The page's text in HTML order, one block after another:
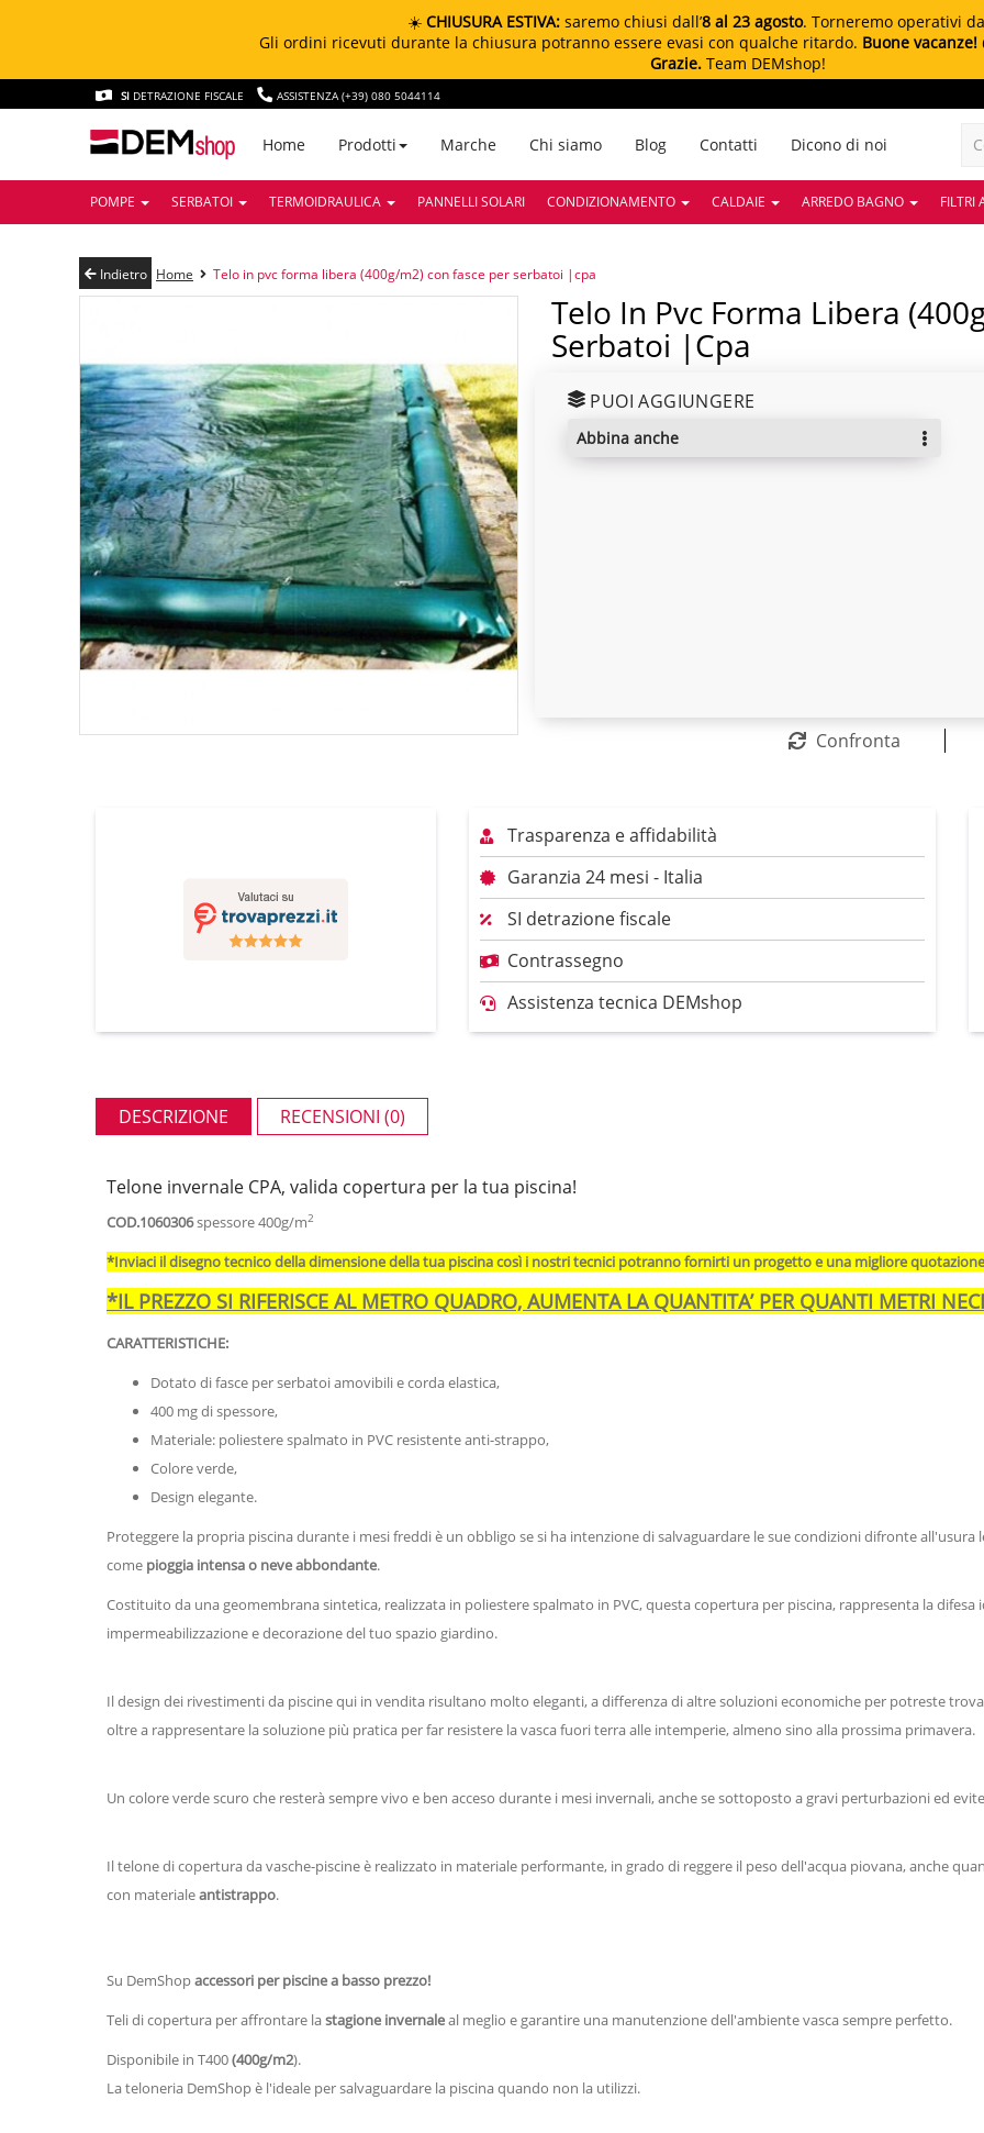
☀️ CHIUSURA ESTIVA: saremo chiusi dall’8 al 23 agosto. Torneremo operativi
Gli ordini ricevuti durante la chiusura potranno essere evasi con qualche ritardo. Buone vacanze!
Grazie. Team DEMshop!
SI DETRAZIONE FISCALE ASSISTENZA (+39) 080 5044114
Home Prodotti Marche Chi siamo Blog Contatti Dicono di noi
POMPE SERBATOI TERMOIDRAULICA PANNELLI SOLARI CONDIZIONAMENTO CALDAIE ARREDO BAGNO FILTRI
Indietro Home Telo in pvc forma libera (400g/m2) con fasce per serbatoi |cpa
Telo In Pvc Forma Libera (400g/m2) Con Fasce Per
Serbatoi |cpa
PUOI AGGIUNGERE
abbina anche
Confronta
Trasparenza e affidabilità
Garanzia 24 mesi - Italia
SI detrazione fiscale
Contrassegno
Assistenza tecnica DEMshop
DESCRIZIONE RECENSIONI (0)
Telone invernale CPA, valida copertura per la tua piscina!
COD.1060306spessore 400g/m2
*Inviaci il disegno tecnico della dimensione della tua piscina così i nostri tecnici potranno fornirti un progetto e una migliore
*IL PREZZO SI RIFERISCE AL METRO QUADRO, AUMENTA LA QUANTITA’ PER QUANTI METRI
CARATTERISTICHE:
Dotato di fasce per serbatoi amovibili e corda elastica,
400 mg di spessore,
Materiale: poliestere spalmato in PVC resistente anti-strappo,
Colore verde,
Design elegante.
Proteggere la propria piscina durante i mesi freddi è un obbligo se si ha intenzione di salvaguardare le sue condizioni difronte
come pioggia intensa o neve abbondante.
Costituito da una geomembrana sintetica, realizzata in poliestere spalmato in PVC, questa copertura per piscina, rappresenta la
impermeabilizzazione e decorazione del tuo spazio giardino.
Il design dei rivestimenti da piscine qui in vendita risultano molto eleganti, a differenza di altre soluzioni economiche per potreste
oltre a rappresentare la soluzione più pratica per far resistere la vasca fuori terra alle intemperie, almeno sino alla prossima primavera.
Un colore verde scuro che resterà sempre vivo e ben acceso durante i mesi invernali, anche se sottoposto a gravi perturbazioni ed
Il telone di copertura da vasche-piscine è realizzato in materiale performante, in grado di reggere il peso dell'acqua piovana, anche
con materialeantistrappo.
Su DemShopaccessori per piscine a basso prezzo!
Teli di copertura per affrontare lastagione invernaleal meglio e garantire una manutenzione dell'ambiente vasca sempre perfetto.
Disponibile in T400(400g/m2).
La teloneria DemShop è l'ideale per salvaguardare la piscina quando non la utilizzi.